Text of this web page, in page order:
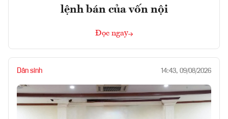
lệnh bán của vốn nội
Đọc ngay
Dân sinh 14:43, 09/08/2026